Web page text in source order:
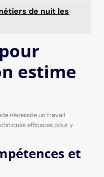
de nuit les
estime
nécessite un travail
efficaces pour y
et